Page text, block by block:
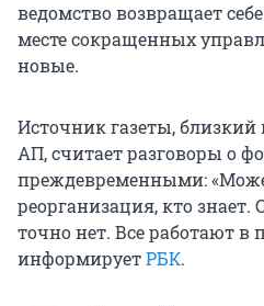
ведомство возвращает
месте сокращенных
новые.
Источник газеты,
АП, считает разговоры о
преждевременными:
реорганизация, кто знает.
точно нет. Все работают
информируетРБК.